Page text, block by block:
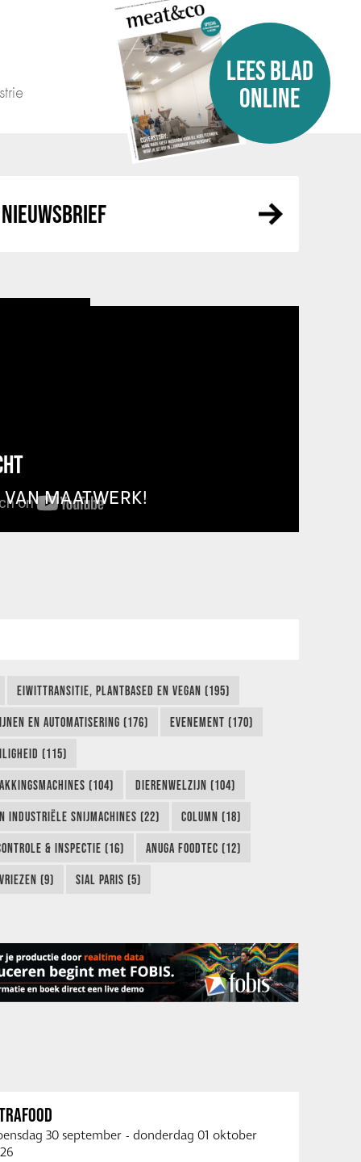
LEES BLAD
ONLINE
VAN MAATWERK!
EIWITTRANSITIE, PLANTBASED EN VEGAN (195)
EN AUTOMATISERING (176) EVENEMENT (170)
(115)
(104) DIERENWELZIJN (104)
INDUSTRIËLE SNIJMACHINES (22) COLUMN (18)
& INSPECTIE (16) ANUGA FOODTEC (12)
(9) SIAL PARIS (5)
30 september - donderdag 01 oktober